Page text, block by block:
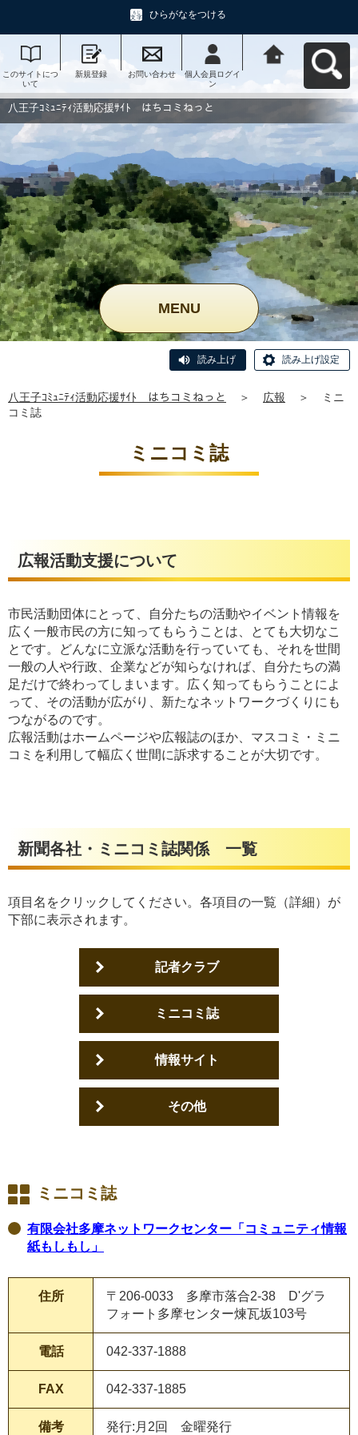
ひらがなをつける
このサイトにつ
いて
新規登録 お問い合わせ
個人会員ログイ
ン
動応援ｻｲﾄ はち
コミねっとへ戻
八王子ｺﾐｭﾆﾃｨ活動応援ｻｲﾄ はちコミねっと
MENU
読み上げ 読み上げ設定
八王子ｺﾐｭﾆﾃｨ活動応援ｻｲﾄ はちコミねっと ＞ 広報 ＞
ミニ
コミ誌
ミニコミ誌
広報活動支援について
市民活動団体にとって、自分たちの活動やイベント情報を
広く一般市民の方に知ってもらうことは、とても大切なこ
とです。どんなに立派な活動を行っていても、それを世間
一般の人や行政、企業などが知らなければ、自分たちの満
足だけで終わってしまいます。広く知ってもらうことによ
って、その活動が広がり、新たなネットワークづくりにも
つながるのです。
広報活動はホームページや広報誌のほか、マスコミ・ミニ
コミを利用して幅広く世間に訴求することが大切です。
新聞各社・ミニコミ誌関係 一覧
項目名をクリックしてください。各項目の一覧（詳細）が
下部に表示されます。
記者クラブ
ミニコミ誌
情報サイト
その他
ミニコミ誌
有限会社多摩ネットワークセンター「コミュニティ情報
紙もしもし」
住所
〒206-0033 多摩市落合2-38 D'グラ
フォート多摩センター煉瓦坂103号
電話 042-337-1888
FAX 042-337-1885
備考 発行:月2回 金曜発行